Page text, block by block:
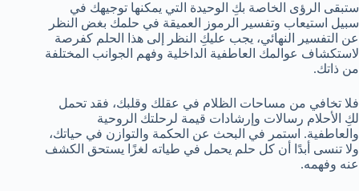
ستبقى الرؤى الخاصة بكِ الوحيدة التي يمكنها توجيهك في
سبيل استيعاب وتفسير الرموز العميقة في حلمك بغض النظر
عن التفسير النهائي، يجب عليكِ النظر إلى هذا الحلم كفرصة
لاستكشاف عوالمك العاطفية الداخلية وفهم الجوانب المختلفة
من ذاتك.
فلا تخافي من مساحات الظلام في عقلك وقلبك، فقد تحمل
لكِ الأحلام رسالات وإرشادات قيمة لرحلتك الروحية
والعاطفية. استمر في البحث عن الحكمة والتوازن في حياتك،
ولا تنسى أبدًا أن كل حلم يحمل في طياته لغزًا يستحق الكشف
عنه وفهمه.